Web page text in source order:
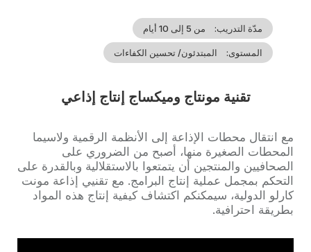
مدّة التدريب من 5 إلى 10 أيام
المستوى المبتدئون/ تحسين الكفاءات
تقنية مونتاج وميكساج إنتاج إذاعي
Accroche
مع انتقال محطات الإذاعة إلى الأنظمة الرقمية ولاسيما
المحطات الصغيرة منها، أصبح من الضروري على
الصحافيين والمنتجين أن يتمتعوا بالاستقلالية وبالقدرة على
التحكم بمجمل عملية إنتاج البرامج. مع تقنيي إذاعة مونت
كارلو الدولية، سيمكنكم اكتشاف كيفية إنتاج هذه المواد
بطريقة احترافية.